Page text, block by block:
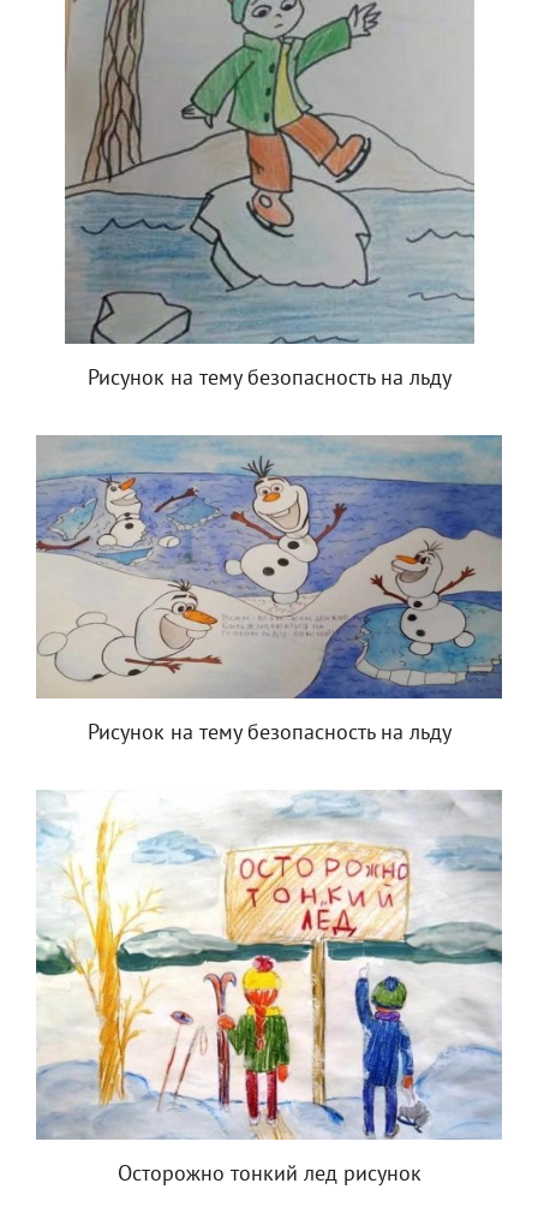
Рисунок на тему безопасность на льду
Рисунок на тему безопасность на льду
Осторожно тонкий лед рисунок